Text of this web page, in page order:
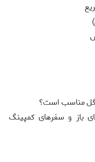
مناسب است؟
باز و سفرهای کمپینگ